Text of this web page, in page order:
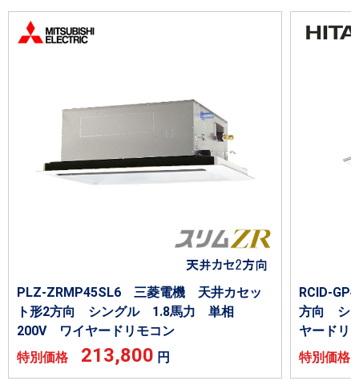
PLZ-ZRMP45SL6 三菱電機 天井カセッ
ト形2方向 シングル 1.8馬力 単相
200V ワイヤードリモコン
特別価格 213,800 円
RCID-
方向 シ
ヤードリ
特別価